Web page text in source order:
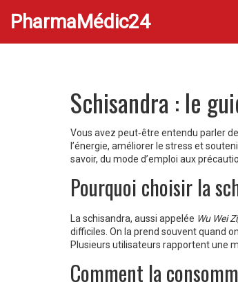
PharmaMédic24
Schisandra : le
Vous avez peut‑être entendu parler
l’énergie, améliorer le stress et
savoir, du mode d’emploi aux
Pourquoi choisir la
La schisandra, aussi appelée Wu Wei Zi
difficiles. On la prend souvent quand
Plusieurs utilisateurs rapportent une
Comment la